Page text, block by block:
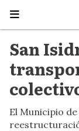
San
El Municipio